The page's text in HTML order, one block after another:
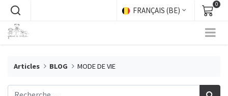
FRANÇAIS (BE)
0
Articles BLOG MODE DE VIE